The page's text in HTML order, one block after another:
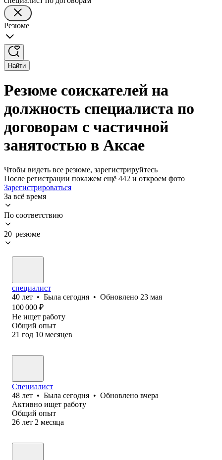
Резюме
Найти
Резюме соискателей на
должность специалиста по
договорам с частичной
занятостью в Аксае
Чтобы видеть все резюме, зарегистрируйтесь
После регистрации покажем ещё 442 и откроем фото
Зарегистрироваться
За всё время
По соответствию
20 резюме
специалист
40 лет • Была сегодня • Обновлено 23 мая
100 000 ₽
Не ищет работу
Общий опыт
21 год 10 месяцев
Специалист
48 лет • Была сегодня • Обновлено вчера
Активно ищет работу
Общий опыт
26 лет 2 месяца